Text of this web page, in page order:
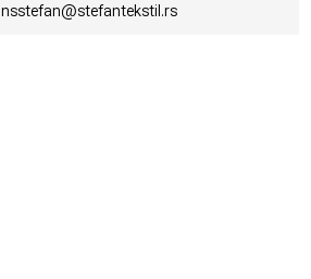
nsstefan@stefantekstil.rs